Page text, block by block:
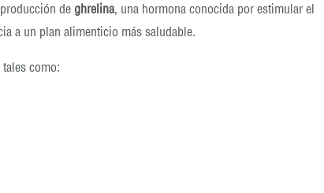
de ghrelina, una hormona conocida por estimular el
a un plan alimenticio más saludable.
como: